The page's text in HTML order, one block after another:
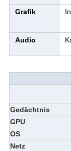
Grafik
Audio
Gedächtnis
GPU
OS
Netz